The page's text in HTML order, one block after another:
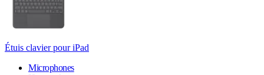
Étuis clavier pour iPad
Microphones